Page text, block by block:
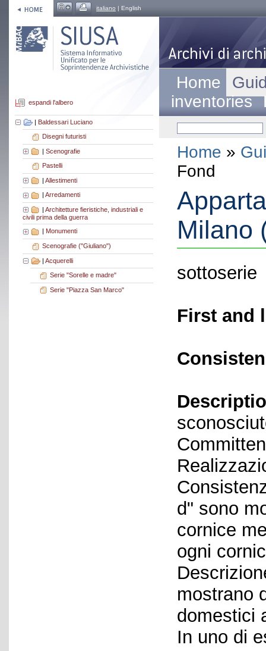
italiano | English
espandi l'albero
| Baldessari Luciano
Disegni futuristi
| Scenografie
Pastelli
| Allestimenti
Arredamenti
| Architetture fieristiche, industriali e
civili prima della guerra
Monumenti
Scenografie ("Giuliano")
| Acquerelli
Serie "Sorelle e madre"
Serie "Piazza San Marco"
Home
inventories
Home »
Fond
Milano
sottoserie
First and
d" sono
cornice
ogni
mostrano
domestici
In uno di